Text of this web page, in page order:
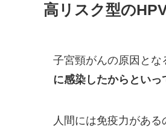
高リスク型の
子宮頸がんの原因と
に感染したからといっ
人間には免疫力があ